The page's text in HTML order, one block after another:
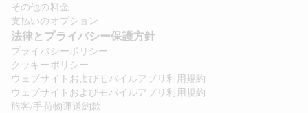
その他の料金
支払いのオプション
法律とプライバシー保護方針
プライバシーポリシー
クッキーポリシー
ウェブサイトおよびモバイルアプリ利用規約
ウェブサイトおよびモバイルアプリ利用規約
旅客/手荷物運送約款